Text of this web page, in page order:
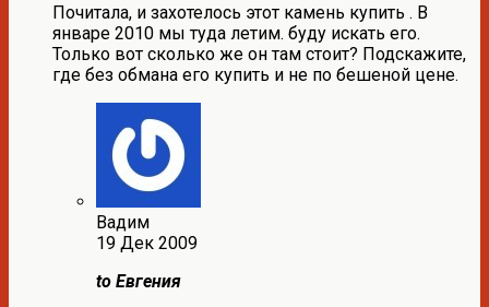
Почитала, и захотелось этот камень купить . В
январе 2010 мы туда летим. буду искать его.
Только вот сколько же он там стоит? Подскажите,
где без обмана его купить и не по бешеной цене.
Вадим
19 Дек 2009
to Евгения